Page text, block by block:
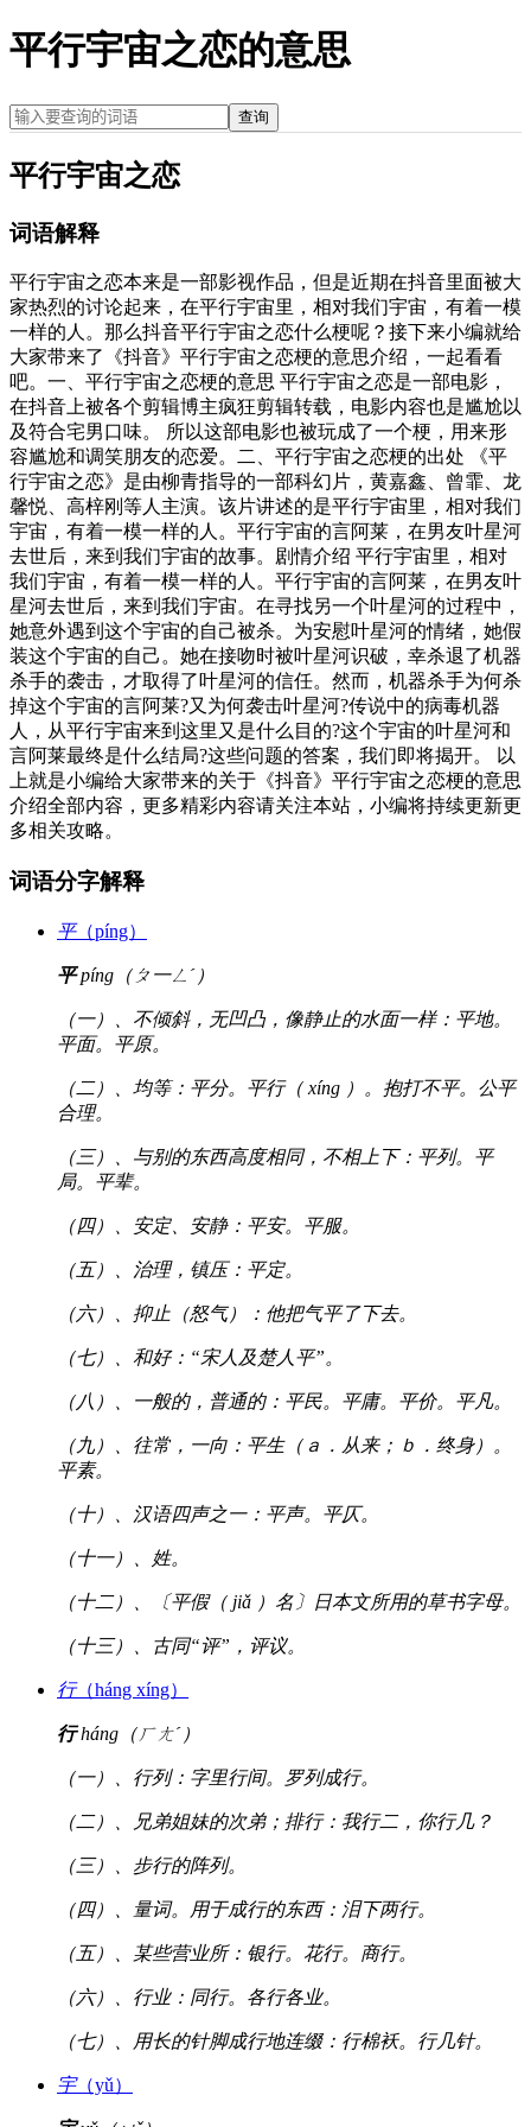
平行宇宙之恋的意思
查询
平行宇宙之恋
词语解释
平行宇宙之恋本来是一部影视作品，但是近期在抖音里面被大
家热烈的讨论起来，在平行宇宙里，相对我们宇宙，有着一模
一样的人。那么抖音平行宇宙之恋什么梗呢？接下来小编就给
大家带来了《抖音》平行宇宙之恋梗的意思介绍，一起看看
吧。一、平行宇宙之恋梗的意思 平行宇宙之恋是一部电影，
在抖音上被各个剪辑博主疯狂剪辑转载，电影内容也是尴尬以
及符合宅男口味。 所以这部电影也被玩成了一个梗，用来形
容尴尬和调笑朋友的恋爱。二、平行宇宙之恋梗的出处 《平
行宇宙之恋》是由柳青指导的一部科幻片，黄嘉鑫、曾霏、龙
馨悦、高梓刚等人主演。该片讲述的是平行宇宙里，相对我们
宇宙，有着一模一样的人。平行宇宙的言阿莱，在男友叶星河
去世后，来到我们宇宙的故事。剧情介绍 平行宇宙里，相对
我们宇宙，有着一模一样的人。平行宇宙的言阿莱，在男友叶
星河去世后，来到我们宇宙。在寻找另一个叶星河的过程中，
她意外遇到这个宇宙的自己被杀。为安慰叶星河的情绪，她假
装这个宇宙的自己。她在接吻时被叶星河识破，幸杀退了机器
杀手的袭击，才取得了叶星河的信任。然而，机器杀手为何杀
掉这个宇宙的言阿莱?又为何袭击叶星河?传说中的病毒机器
人，从平行宇宙来到这里又是什么目的?这个宇宙的叶星河和
言阿莱最终是什么结局?这些问题的答案，我们即将揭开。 以
上就是小编给大家带来的关于《抖音》平行宇宙之恋梗的意思
介绍全部内容，更多精彩内容请关注本站，小编将持续更新更
多相关攻略。
词语分字解释
平（píng）
平píng（ㄆ一ㄥˊ）
（一）、不倾斜，无凹凸，像静止的水面一样：平地。
平面。平原。
（二）、均等：平分。平行（ xíng ）。抱打不平。公平
合理。
（三）、与别的东西高度相同，不相上下：平列。平
局。平辈。
（四）、安定、安静：平安。平服。
（五）、治理，镇压：平定。
（六）、抑止（怒气）：他把气平了下去。
（七）、和好：“宋人及楚人平”。
（八）、一般的，普通的：平民。平庸。平价。平凡。
（九）、往常，一向：平生（ａ．从来；ｂ．终身）。
平素。
（十）、汉语四声之一：平声。平仄。
（十一）、姓。
（十二）、〔平假（ jiǎ ）名〕日本文所用的草书字母。
（十三）、古同“评”，评议。
行（háng xíng）
行háng（ㄏㄤˊ）
（一）、行列：字里行间。罗列成行。
（二）、兄弟姐妹的次弟；排行：我行二，你行几？
（三）、步行的阵列。
（四）、量词。用于成行的东西：泪下两行。
（五）、某些营业所：银行。花行。商行。
（六）、行业：同行。各行各业。
（七）、用长的针脚成行地连缀：行棉袄。行几针。
宇（yǔ）